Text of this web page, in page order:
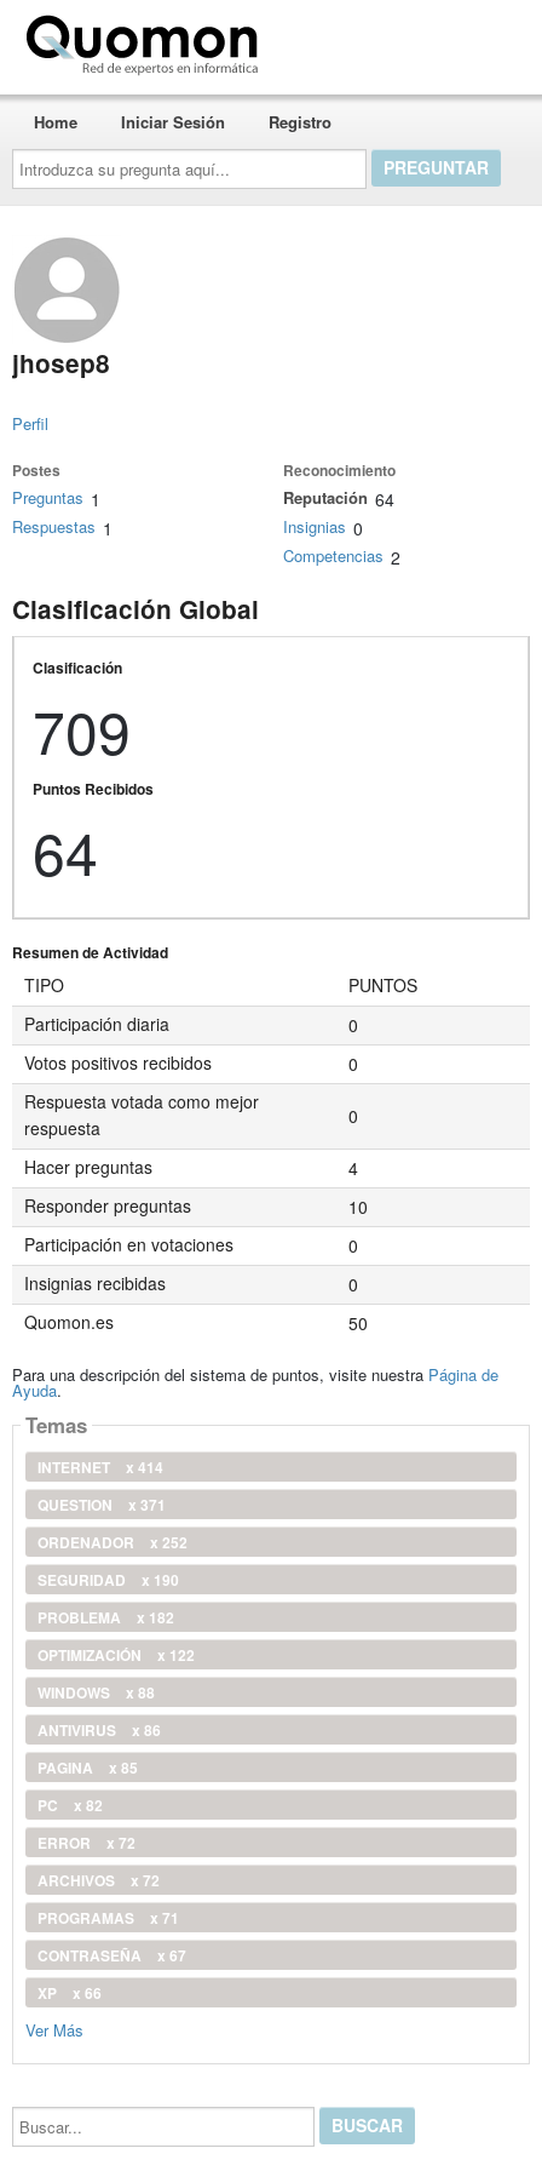
Introduzca
su
pregunta
aquí...
Home Iniciar Sesión Registro
jhosep8
Perfil
Postes
Preguntas 1
Respuestas 1
Reconocimiento
Reputación 64
Insignias 0
Competencias 2
Clasificación Global
Clasificación
709
Puntos Recibidos
64
Resumen de Actividad
TIPO
PUNTOS
Participación diaria
0
Votos positivos recibidos
0
Respuesta votada como mejor
respuesta
0
Hacer preguntas
4
Responder preguntas
10
Participación en votaciones
0
Insignias recibidas
0
Quomon.es
50
Para una descripción del sistema de puntos, visite nuestra Página de
Ayuda.
Temas
INTERNET
x 414
QUESTION
x 371
ORDENADOR
x 252
SEGURIDAD
x 190
PROBLEMA
x 182
OPTIMIZACIÓN
x 122
WINDOWS
x 88
ANTIVIRUS
x 86
PAGINA
x 85
PC
x 82
ERROR
x 72
ARCHIVOS
x 72
PROGRAMAS
x 71
CONTRASEÑA
x 67
XP
x 66
Ver Más
Buscar...